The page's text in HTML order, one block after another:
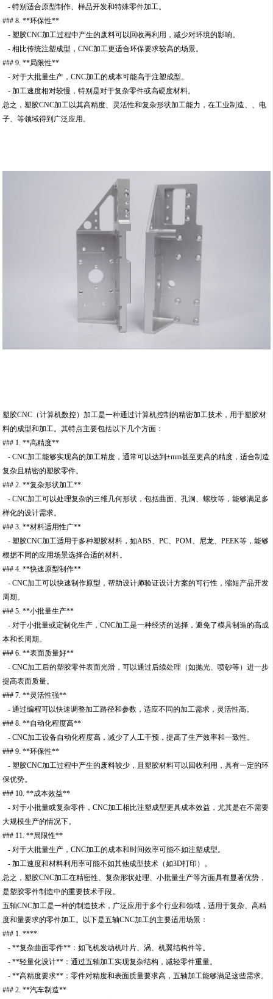
- 特别适合原型制作、样品开发和特殊零件加工。
### 8. **环保性**
- 塑胶CNC加工过程中产生的废料可以回收再利用，减少对环境的影响。
- 相比传统注塑成型，CNC加工更适合环保要求较高的场景。
### 9. **局限性**
- 对于大批量生产，CNC加工的成本可能高于注塑成型。
- 加工速度相对较慢，特别是对于复杂零件或高硬度材料。
总之，塑胶CNC加工以其高精度、灵活性和复杂形状加工能力，在工业制造、、电
子、等领域得到广泛应用。
塑胶CNC（计算机数控）加工是一种通过计算机控制的精密加工技术，用于塑胶材
料的成型和加工。其特点主要包括以下几个方面：
### 1. **高精度**
- CNC加工能够实现高的加工精度，通常可以达到±mm甚至更高的精度，适合制造
复杂且精密的塑胶零件。
### 2. **复杂形状加工**
- CNC加工可以处理复杂的三维几何形状，包括曲面、孔洞、螺纹等，能够满足多
样化的设计需求。
### 3. **材料适用性广**
- 塑胶CNC加工适用于多种塑胶材料，如ABS、PC、POM、尼龙、PEEK等，能够
根据不同的应用场景选择合适的材料。
### 4. **快速原型制作**
- CNC加工可以快速制作原型，帮助设计师验证设计方案的可行性，缩短产品开发
周期。
### 5. **小批量生产**
- 对于小批量或定制化生产，CNC加工是一种经济的选择，避免了模具制造的高成
本和长周期。
### 6. **表面质量好**
- CNC加工后的塑胶零件表面光滑，可以通过后续处理（如抛光、喷砂等）进一步
提高表面质量。
### 7. **灵活性强**
- 通过编程可以快速调整加工路径和参数，适应不同的加工需求，灵活性高。
### 8. **自动化程度高**
- CNC加工设备自动化程度高，减少了人工干预，提高了生产效率和一致性。
### 9. **环保性**
- 塑胶CNC加工过程中产生的废料较少，且塑胶材料可以回收利用，具有一定的环
保优势。
### 10. **成本效益**
- 对于小批量或复杂零件，CNC加工相比注塑成型更具成本效益，尤其是在不需要
大规模生产的情况下。
### 11. **局限性**
- 对于大批量生产，CNC加工的成本和时间效率可能不如注塑成型。
- 加工速度和材料利用率可能不如其他成型技术（如3D打印）。
总之，塑胶CNC加工在精密性、复杂形状处理、小批量生产等方面具有显著优势，
是塑胶零件制造中的重要技术手段。
五轴CNC加工是一种的制造技术，广泛应用于多个行业和领域，适用于复杂、高精
度和量要求的零件加工。以下是五轴CNC加工的主要适用场景：
### 1. ****
- **复杂曲面零件**：如飞机发动机叶片、涡、机翼结构件等。
- **轻量化设计**：通过五轴加工实现复杂结构，减轻零件重量。
- **高精度要求**：零件对精度和表面质量要求高，五轴加工能够满足这些需求。
### 2. **汽车制造**